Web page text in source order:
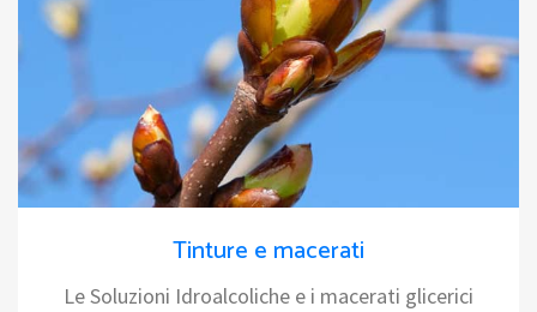
Tinture e macerati
Le Soluzioni Idroalcoliche e i macerati glicerici